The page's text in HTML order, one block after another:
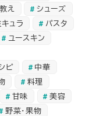
え
シューズ
ュラ
パスタ
ユースキン
ピ
中華
料理
甘味
美容
野菜・果物